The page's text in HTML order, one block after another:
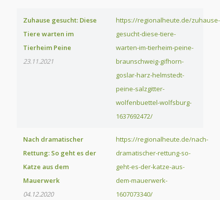
Zuhause gesucht: Diese
Tiere warten im
Tierheim Peine
23.11.2021
https://regionalheute.de/zuhause-
gesucht-diese-tiere-
warten-im-tierheim-peine-
braunschweig-gifhorn-
goslar-harz-helmstedt-
peine-salzgitter-
wolfenbuettel-wolfsburg-
1637692472/
Nach dramatischer
Rettung: So geht es der
Katze aus dem
Mauerwerk
04.12.2020
https://regionalheute.de/nach-
dramatischer-rettung-so-
geht-es-der-katze-aus-
dem-mauerwerk-
1607073340/